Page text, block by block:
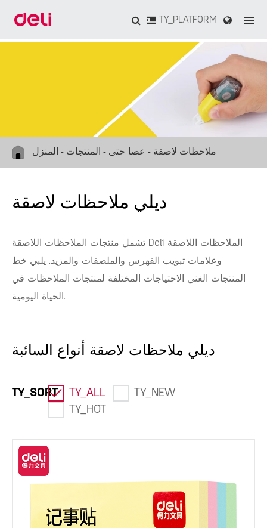
TY_PLATFORM
المنزل المنتجات عصا حتى ملاحظات لاصقة
ديلي ملاحظات لاصقة
تشمل منتجات الملاحظات اللاصقة Deli الملاحظات اللاصقة
وعلامات تبويب الفهرس والملصقات والمزيد. يلبي خط
المنتجات الغني الاحتياجات المختلفة لمنتجات الملاحظات في
الحياة اليومية.
ديلي ملاحظات لاصقة أنواع السائبة
TY_SORT TY_ALL
TY_NEW
TY_HOT